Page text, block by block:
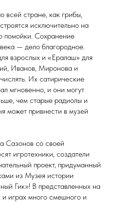
всей стране, как грибы,
исключительно на
помойки. Сохранение
— дело благородное.
взрослых и «Ералаш» для
Иванов, Миронова и
Их сатирические
мгновенно, и они могут
чем старые радиолы и
может привнести в музей
Сазонов со своей
игротехники, создатели
проект, придуманный
из Музея истории
Гик»! В представленных на
играх много смешного и